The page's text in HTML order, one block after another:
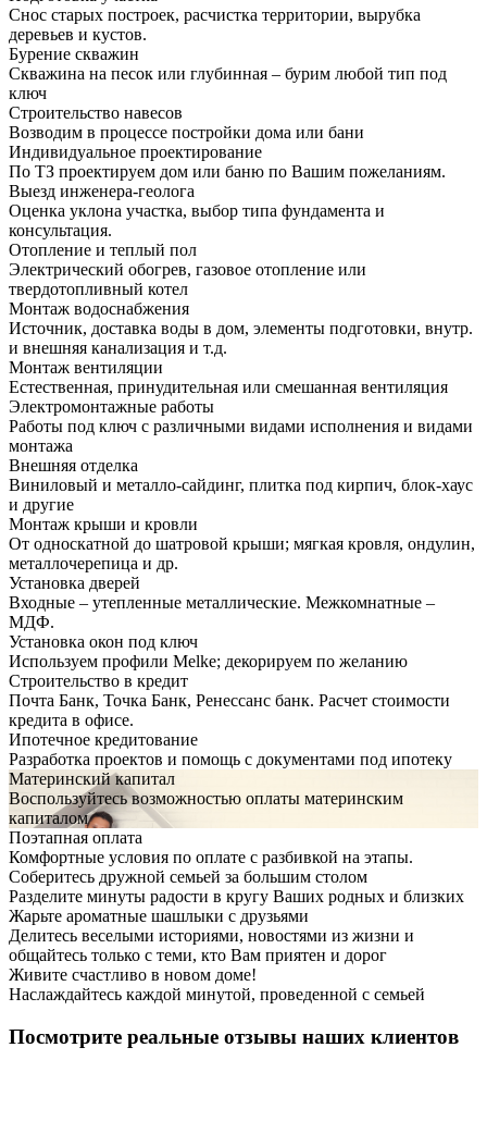
Снос старых построек, расчистка территории, вырубка
деревьев и кустов.
Бурение скважин
Скважина на песок или глубинная – бурим любой тип под
ключ
Строительство навесов
Возводим в процессе постройки дома или бани
Индивидуальное проектирование
По ТЗ проектируем дом или баню по Вашим пожеланиям.
Выезд инженера-геолога
Оценка уклона участка, выбор типа фундамента и
консультация.
Отопление и теплый пол
Электрический обогрев, газовое отопление или
твердотопливный котел
Монтаж водоснабжения
Источник, доставка воды в дом, элементы подготовки, внутр.
и внешняя канализация и т.д.
Монтаж вентиляции
Естественная, принудительная или смешанная вентиляция
Электромонтажные работы
Работы под ключ с различными видами исполнения и видами
монтажа
Внешняя отделка
Виниловый и металло-сайдинг, плитка под кирпич, блок-хаус
и другие
Монтаж крыши и кровли
От односкатной до шатровой крыши; мягкая кровля, ондулин,
металлочерепица и др.
Установка дверей
Входные – утепленные металлические. Межкомнатные –
МДФ.
Установка окон под ключ
Используем профили Melke; декорируем по желанию
Строительство в кредит
Почта Банк, Точка Банк, Ренессанс банк. Расчет стоимости
кредита в офисе.
Ипотечное кредитование
Разработка проектов и помощь с документами под ипотеку
Материнский капитал
Воспользуйтесь возможностью оплаты материнским
капиталом
Поэтапная оплата
Комфортные условия по оплате с разбивкой на этапы.
Соберитесь дружной семьей за большим столом
Разделите минуты радости в кругу Ваших родных и близких
Жарьте ароматные шашлыки с друзьями
Делитесь веселыми историями, новостями из жизни и
общайтесь только с теми, кто Вам приятен и дорог
Живите счастливо в новом доме!
Наслаждайтесь каждой минутой, проведенной с семьей
Посмотрите реальные отзывы наших клиентов